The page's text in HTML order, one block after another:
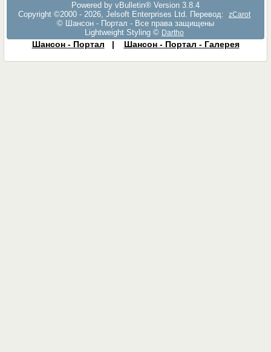
Powered by vBulletin® Version 3.8.4
Copyright ©2000 - 2026, Jelsoft Enterprises Ltd. Перевод:
zCarot
© Шансон - Портал - Все права защищены
Lightweight Styling © Dartho
Шансон - Портал | Шансон - Портал - Галерея